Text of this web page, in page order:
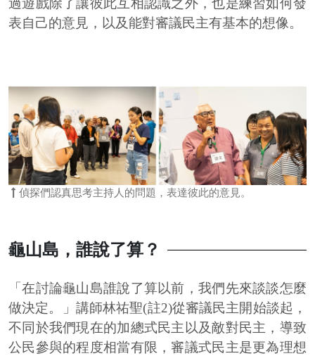
過遊戲除了讓彼此互相認識之外，也是練習如何發
表自己的意見，以及能對審議民主有基本的想像。
偵探們認真思考主持人的問題，表達彼此的意見。
龜山島，誰說了算？
「在討論龜山島誰說了算以前，我們先來談談怎麼
做決定。」講師林祐聖(註2)從審議民主開始談起，
不同於我們現在的加總式民主以及敵對民主，導致
公民參與的程度相當有限，審議式民主是更為理想